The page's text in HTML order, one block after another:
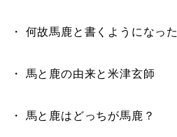
・ 何故馬鹿と書くようになった
・ 馬と鹿の由来と米津玄師
・ 馬と鹿はどっちが馬鹿？